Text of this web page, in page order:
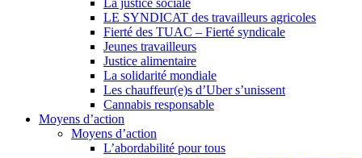
La justice sociale
LE SYNDICAT des travailleurs agricoles
Fierté des TUAC – Fierté syndicale
Jeunes travailleurs
Justice alimentaire
La solidarité mondiale
Les chauffeur(e)s d’Uber s’unissent
Cannabis responsable
Moyens d’action
Moyens d’action
L’abordabilité pour tous